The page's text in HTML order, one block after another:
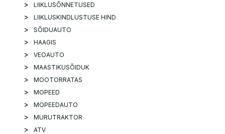
LIIKLUSÕNNETUSED
LIIKLUSKINDLUSTUSE HIND
SÕIDUAUTO
HAAGIS
VEOAUTO
MAASTIKUSÕIDUK
MOOTORRATAS
MOPEED
MOPEEDAUTO
MURUTRAKTOR
ATV